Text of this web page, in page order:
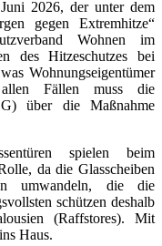
2026, der unter dem
gegen Extremhitze“
Wohnen im
des Hitzeschutzes bei
Wohnungseigentümer
Fällen muss die
über die Maßnahme
spielen beim
da die Glasscheiben
umwandeln, die die
schützen deshalb
(Raffstores). Mit
Haus.